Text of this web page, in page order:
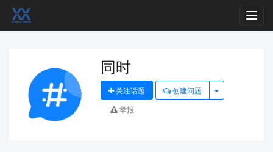
同时
关注话题
创建问题
举报